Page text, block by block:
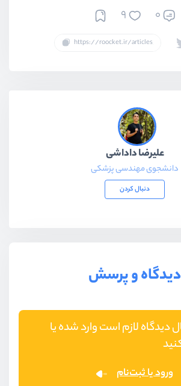
0
9
علیرضا داداشی
دانشجوی مهندسی پزشکی
دنبال کردن
دیدگاه و پرسش
دیدگاه لازم است وارد شده یا
ورود یا ثبت‌نام